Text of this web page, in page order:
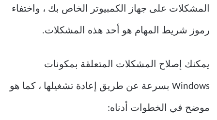
المشكلات على جهاز الكمبيوتر الخاص بك ، واختفاء
رموز شريط المهام هو أحد هذه المشكلات.
يمكنك إصلاح المشكلات المتعلقة بمكونات
Windows بسرعة عن طريق إعادة تشغيلها ، كما هو
موضح في الخطوات أدناه: